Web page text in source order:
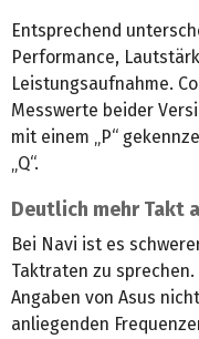
Entsprechend
Performance,
Leistungsaufnahme.
Messwerte beider
mit einem „P“
„Q“.
Deutlich mehr Takt
Bei Navi ist es
Taktraten zu
Angaben von Asus
anliegenden